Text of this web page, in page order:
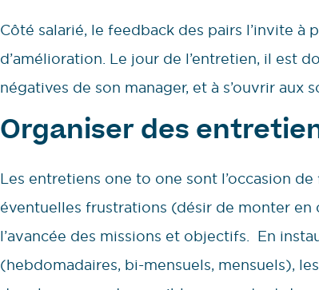
Côté salarié, le feedback des pairs l’invite
d’amélioration. Le jour de l’entretien, il est
négatives de son manager, et à s’ouvrir aux
Organiser des
Les entretiens one to one sont l’occasion
éventuelles frustrations (désir de monter
l’avancée des missions et objectifs. En
(hebdomadaires, bi-mensuels, mensuels),